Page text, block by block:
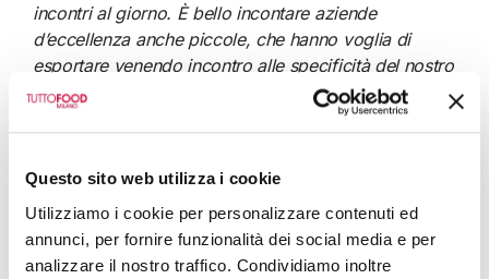
Questo sito web utilizza i cookie
Utilizziamo i cookie per personalizzare contenuti ed
annunci, per fornire funzionalità dei social media e per
analizzare il nostro traffico. Condividiamo inoltre
incontri al giorno. È bello incontare aziende
d’eccellenza anche piccole, che hanno voglia di
esportare venendo incontro alle specificità del nostro
mercato”
Wafi Issa di Food Choice Trading
di nuovi prodotti. ConfermaMark Phillips di Central
Market, insegna che conta 10 special food store in
Texas: “Ci ha molto soddisfatto la presenza di
prodotti a base di tartufo, come un un guacamole al